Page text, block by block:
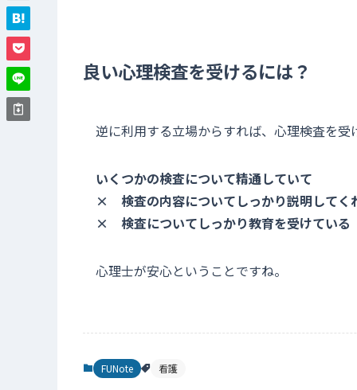
良い心理検査を受けるには？
逆に利用する立場からすれば、心理検査を受
いくつかの検査について精通していて
× 検査の内容についてしっかり説明してく
× 検査についてしっかり教育を受けている
心理士が安心ということですね。
FUNote 看護